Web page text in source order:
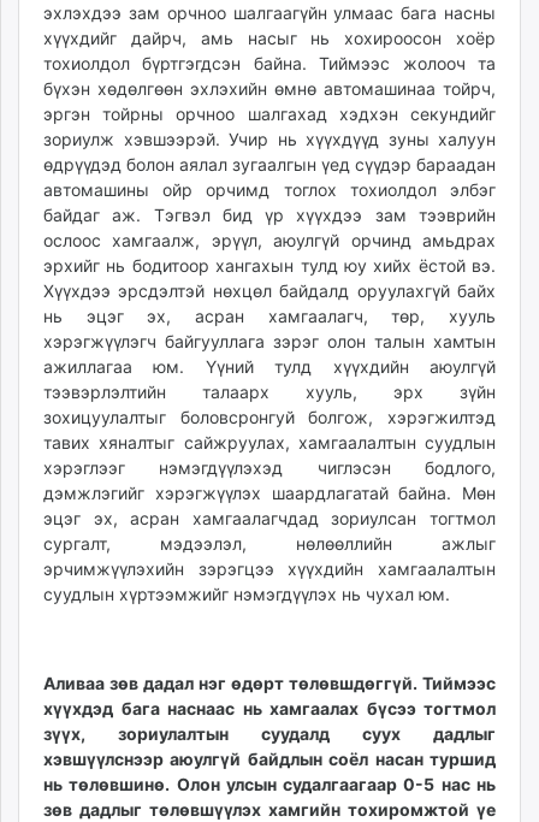
эхлэхдээ зам орчноо шалгаагүйн улмаас бага насны
хүүхдийг дайрч, амь насыг нь хохироосон хоёр
тохиолдол бүртгэгдсэн байна. Тиймээс жолооч та
бүхэн хөдөлгөөн эхлэхийн өмнө автомашинаа тойрч,
эргэн тойрны орчноо шалгахад хэдхэн секундийг
зориулж хэвшээрэй. Учир нь хүүхдүүд зуны халуун
өдрүүдэд болон аялал зугаалгын үед сүүдэр бараадан
автомашины ойр орчимд тоглох тохиолдол элбэг
байдаг аж. Тэгвэл бид үр хүүхдээ зам тээврийн
ослоос хамгаалж, эрүүл, аюулгүй орчинд амьдрах
эрхийг нь бодитоор хангахын тулд юу хийх ёстой вэ.
Хүүхдээ эрсдэлтэй нөхцөл байдалд оруулахгүй байх
нь эцэг эх, асран хамгаалагч, төр, хууль
хэрэгжүүлэгч байгууллага зэрэг олон талын хамтын
ажиллагаа юм. Үүний тулд хүүхдийн аюулгүй
тээвэрлэлтийн талаарх хууль, эрх зүйн
зохицуулалтыг боловсронгуй болгож, хэрэгжилтэд
тавих хяналтыг сайжруулах, хамгаалалтын суудлын
хэрэглээг нэмэгдүүлэхэд чиглэсэн бодлого,
дэмжлэгийг хэрэгжүүлэх шаардлагатай байна. Мөн
эцэг эх, асран хамгаалагчдад зориулсан тогтмол
сургалт, мэдээлэл, нөлөөллийн ажлыг
эрчимжүүлэхийн зэрэгцээ хүүхдийн хамгаалалтын
суудлын хүртээмжийг нэмэгдүүлэх нь чухал юм.
Аливаа зөв дадал нэг өдөрт төлөвшдөггүй. Тиймээс
хүүхдэд бага наснаас нь хамгаалах бүсээ тогтмол
зүүх, зориулалтын суудалд суух дадлыг
хэвшүүлснээр аюулгүй байдлын соёл насан туршид
нь төлөвшинө. Олон улсын судалгаагаар 0-5 нас нь
зөв дадлыг төлөвшүүлэх хамгийн тохиромжтой үе